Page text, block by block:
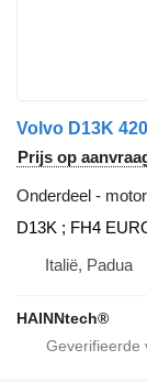
Prijs op
Onderdeel - motor
D13K ; FH4
Italië, Padua
HAINNtech®